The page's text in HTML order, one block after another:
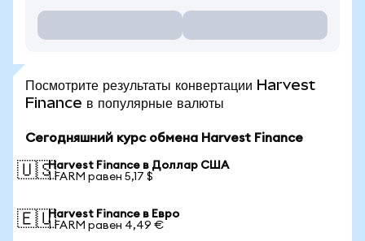
Посмотрите результаты конвертации Harvest
Finance в популярные валюты
Сегодняшний курс обмена Harvest Finance
🇺🇸Harvest Finance в Доллар США
1 FARM равен 5,17 $
🇪🇺Harvest Finance в Евро
1 FARM равен 4,49 €